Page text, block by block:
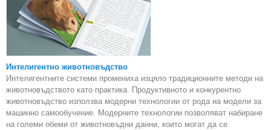
Интелигентно животновъдство
Интелигентните системи промениха изцяло традиционните методи на
животновъдството като практика. Продуктивното и конкурентно
животновъдство използва модерни технологии от рода на модели за
машинно самообучение. Модерните технологии позволяват набиране
на големи обеми от животновъдни данни, които могат да се